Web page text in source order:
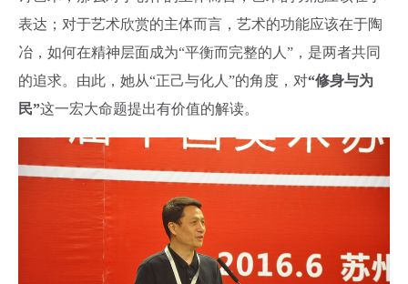
表达；对于艺术欣赏的主体而言，艺术的功能应该在于陶
冶，如何在精神层面成为“平衡而完整的人”，是两者共同
的追求。由此，她从“正己与化人”的角度，对“修身与为
民”这一宏大命题提出有价值的解读。